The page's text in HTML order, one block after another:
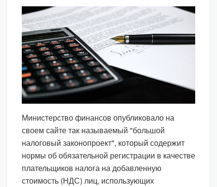
Министерство финансов опубликовало на
своем сайте так называемый "большой
налоговый законопроект", который содержит
нормы об обязательной регистрации в качестве
плательщиков налога на добавленную
стоимость (НДС) лиц, использующих